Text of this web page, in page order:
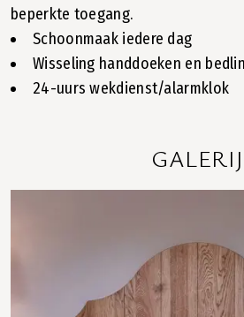
beperkte toegang.
Schoonmaak iedere dag
Wisseling handdoeken en
24-uurs wekdienst/alarmklok
GALERIJ